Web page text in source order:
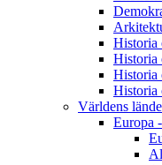
Historia
Historia
Historia
Historia
Världens
Europa